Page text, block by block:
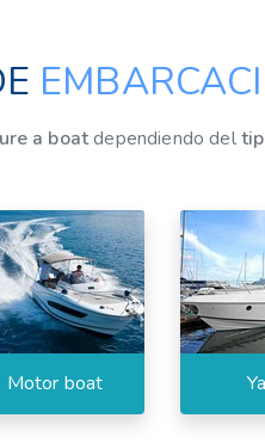
a boatdependiendo del
Motor boat